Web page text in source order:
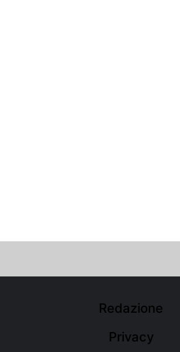
Redazione
Privacy